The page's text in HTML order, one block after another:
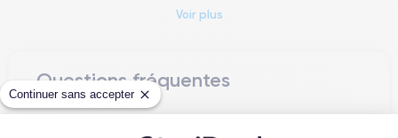
Continuer sans accepter
environnementale et le besoin de protéger la vie privée et la
sécurité des données personnelles. En réponse, Apple a
Voir plus
Questions fréquentes